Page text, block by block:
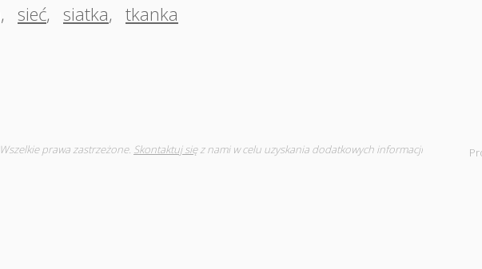
, sieć, siatka, tkanka
Wszelkie prawa zastrzeżone. Skontaktuj sięz nami w celu uzyskania dodatkowych informacji